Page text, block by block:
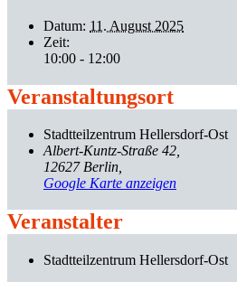
Datum: 11. August 2025
Zeit:
10:00 - 12:00
Veranstaltungsort
Stadtteilzentrum Hellersdorf-Ost
Albert-Kuntz-Straße 42
12627 Berlin,
Google Karte anzeigen
Veranstalter
Stadtteilzentrum Hellersdorf-Ost